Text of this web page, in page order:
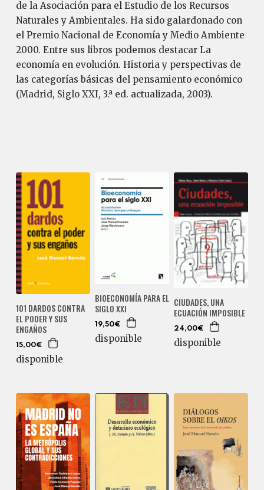
de la Asociación para el Estudio de los Recursos
Naturales y Ambientales. Ha sido galardonado con
el Premio Nacional de Economía y Medio Ambiente
2000. Entre sus libros podemos destacar La
economía en evolución. Historia y perspectivas de
las categorías básicas del pensamiento económico
(Madrid, Siglo XXI, 3.ª ed. actualizada, 2003).
101 DARDOS CONTRA
EL PODER Y SUS
ENGAÑOS
15,00€
disponible
BIOECONOMÍA PARA EL
SIGLO XXI
19,50€
disponible
CIUDADES, UNA
ECUACIÓN IMPOSIBLE
24,00€
disponible